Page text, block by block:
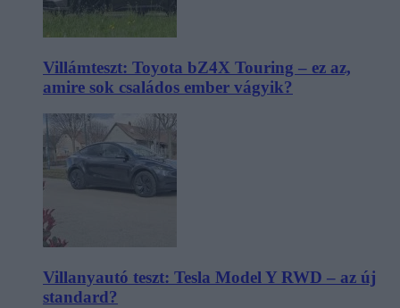
Villámteszt: Toyota bZ4X Touring – ez az,
amire sok családos ember vágyik?
Villanyautó teszt: Tesla Model Y RWD – az új
standard?